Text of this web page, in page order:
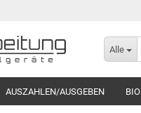
Alle
AUSZAHLEN/AUSGEBEN